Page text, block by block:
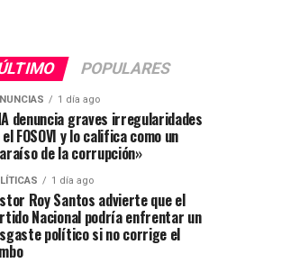
POPULARES
1 día ago
denuncia graves irregularidades
FOSOVI y lo califica como un
de la corrupción»
1 día ago
Roy Santos advierte que el
Nacional podría enfrentar un
político si no corrige el